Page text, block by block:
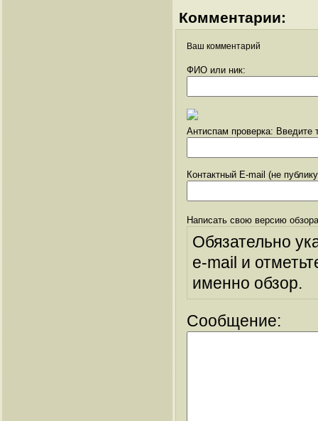
Комментарии:
Ваш комментарий
ФИО или ник:
Антиспам проверка: Введите
Контактный E-mail (не
Написать свою версию
Обязательно
e-mail и
именно обзор.
Сообщение: